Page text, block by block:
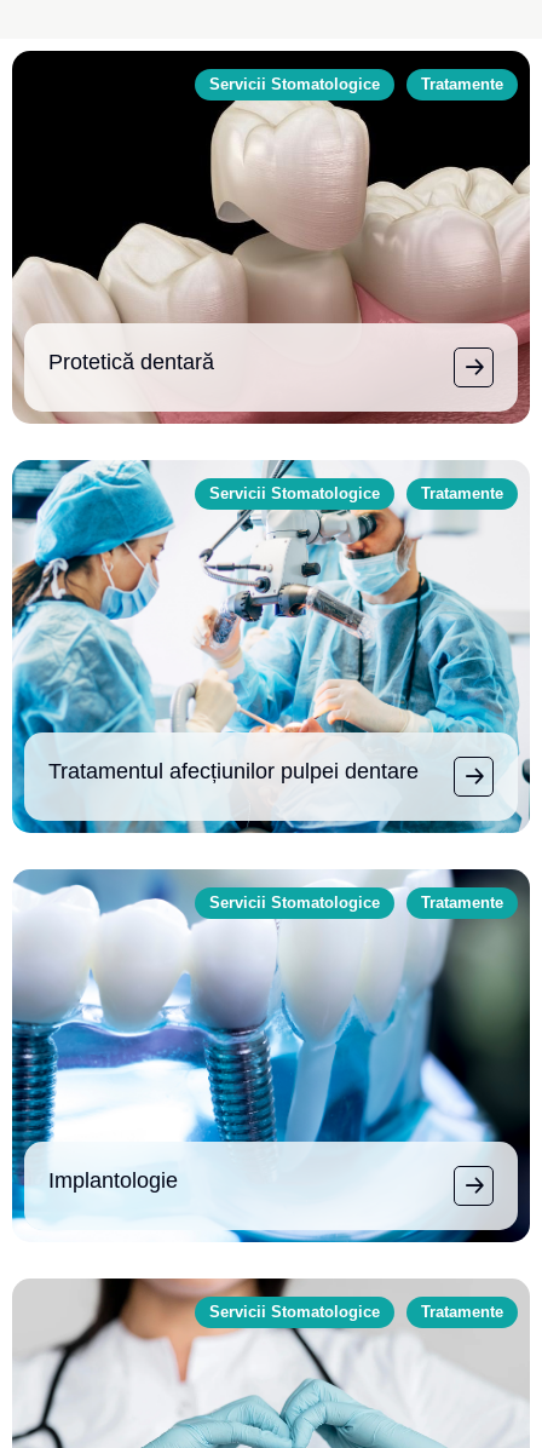
Servicii Stomatologice Tratamente
Protetică dentară
Servicii Stomatologice Tratamente
Tratamentul afecțiunilor pulpei dentare
Servicii Stomatologice Tratamente
Implantologie
Servicii Stomatologice Tratamente